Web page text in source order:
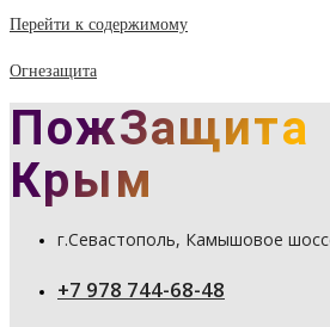
Перейти к содержимому
Огнезащита
ПожЗащита
Крым
г.Севастополь, Камышовое
+7 978 744-68-48